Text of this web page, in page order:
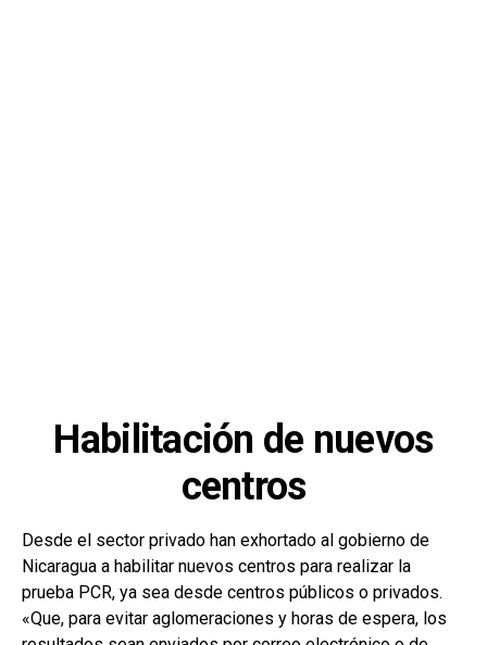
Habilitación de nuevos
centros
Desde el sector privado han exhortado al gobierno de
Nicaragua a habilitar nuevos centros para realizar la
prueba PCR, ya sea desde centros públicos o privados.
«Que, para evitar aglomeraciones y horas de espera, los